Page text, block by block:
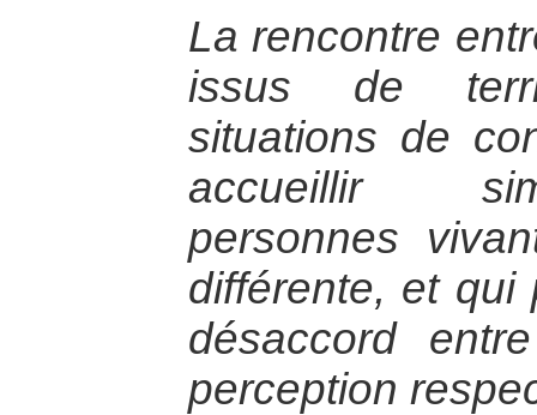
La rencontre
issus de
situations de
accueillir
personnes
différente, et qui
désaccord
perception